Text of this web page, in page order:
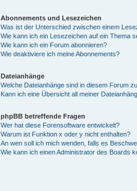
Abonnements und Lesezeichen
Was ist der Unterschied zwischen einem
Wie kann ich ein Lesezeichen auf ein Thema
Wie kann ich ein Forum abonnieren?
Wie deaktiviere ich meine Abonnements?
Dateianhänge
Welche Dateianhänge sind in diesem Forum
Kann ich eine Übersicht all meiner
phpBB betreffende Fragen
Wer hat diese Forensoftware entwickelt?
Warum ist Funktion x oder y nicht enthalten?
An wen soll ich mich wenden, falls es
Wie kann ich einen Administrator des Boards